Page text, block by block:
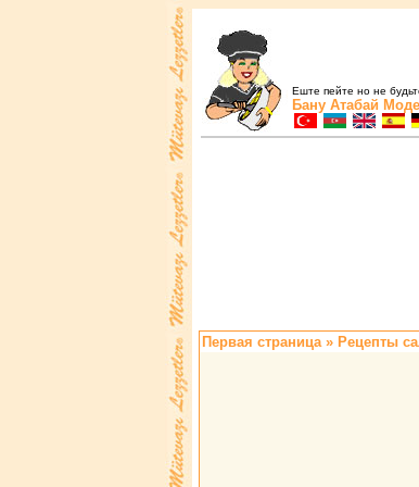
Еште пейте но не
Бану Атабай
Первая страница» Pецепты